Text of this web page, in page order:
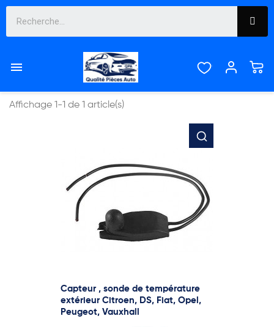

SONDE ET CAPTEUR

Affichage 1-1 de 1 article(s)
Capteur , sonde de température
extérieur Citroen, DS, Fiat, Opel,
Peugeot, Vauxhall